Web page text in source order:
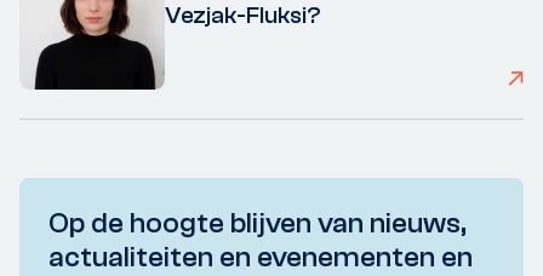
Vezjak-Fluksi?
Op de hoogte blijven van nieuws,
actualiteiten en evenementen en